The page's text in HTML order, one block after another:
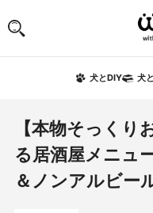
犬とDIY 犬
【本物そっくり
る居酒屋メニュ
＆ノンアルビー